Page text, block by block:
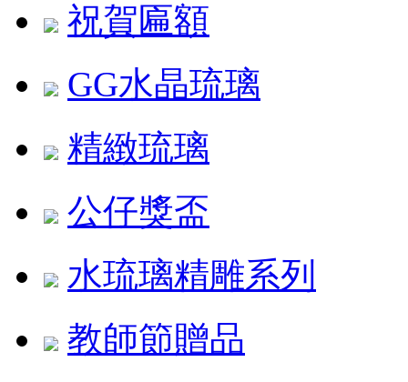
祝賀匾額
GG水晶琉璃
精緻琉璃
公仔獎盃
水琉璃精雕系列
教師節贈品